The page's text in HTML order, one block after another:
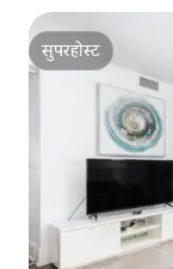
सुपरहोस्ट
सुपरहोस्ट